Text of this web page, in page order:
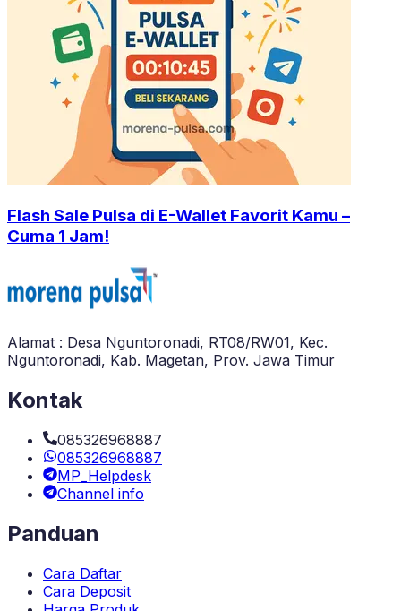
Flash Sale Pulsa di E-Wallet Favorit Kamu –
Cuma 1 Jam!
Alamat : Desa Nguntoronadi, RT08/RW01, Kec.
Nguntoronadi, Kab. Magetan, Prov. Jawa Timur
Kontak
085326968887
085326968887
MP_Helpdesk
Channel info
Panduan
Cara Daftar
Cara Deposit